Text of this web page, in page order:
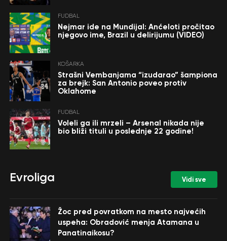
FUDBAL
Nejmar ide na Mundijal: Anćeloti pročitao
njegovo ime, Brazil u delirijumu (VIDEO)
KOŠARKA
Strašni Vembanjama “izudarao” šampiona
za brejk: San Antonio poveo protiv
Oklahome
FUDBAL
Voleli ga ili mrzeli – Arsenal nikada nije
bio bliži tituli u poslednje 22 godine!
Evroliga Vidi sve
Žoc pred povratkom na mesto najvećih
uspeha: Obradović menja Atamana u
Panatinaikosu?